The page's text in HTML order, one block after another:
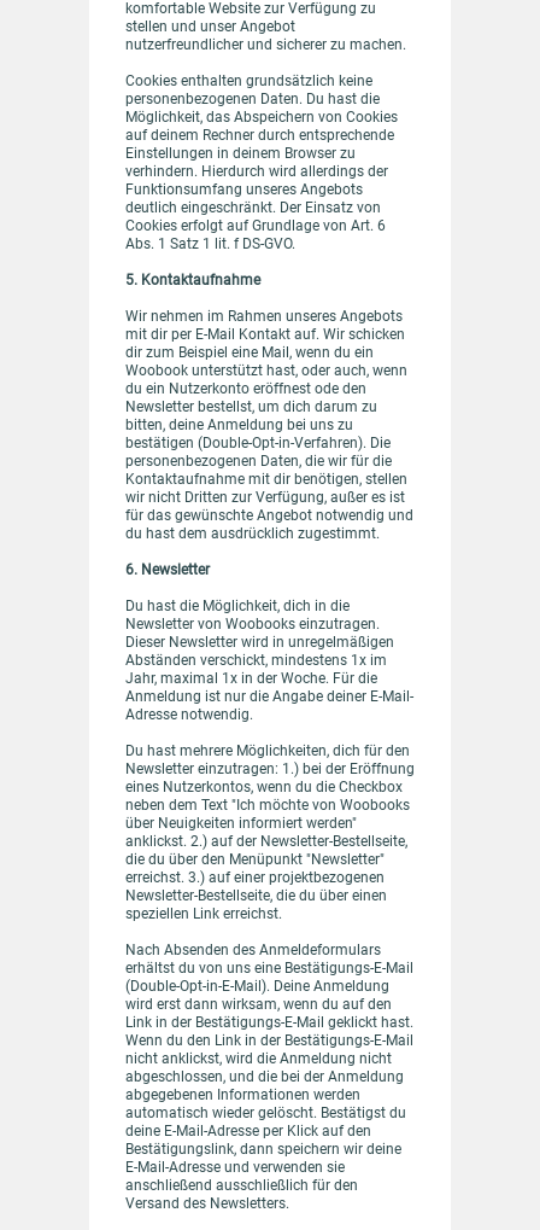
komfortable Website zur Verfügung zu
stellen und unser Angebot
nutzerfreundlicher und sicherer zu machen.
Cookies enthalten grundsätzlich keine
personenbezogenen Daten. Du hast die
Möglichkeit, das Abspeichern von Cookies
auf deinem Rechner durch entsprechende
Einstellungen in deinem Browser zu
verhindern. Hierdurch wird allerdings der
Funktionsumfang unseres Angebots
deutlich eingeschränkt. Der Einsatz von
Cookies erfolgt auf Grundlage von Art. 6
Abs. 1 Satz 1 lit. f DS-GVO.
5. Kontaktaufnahme
Wir nehmen im Rahmen unseres Angebots
mit dir per E-Mail Kontakt auf. Wir schicken
dir zum Beispiel eine Mail, wenn du ein
Woobook unterstützt hast, oder auch, wenn
du ein Nutzerkonto eröffnest ode den
Newsletter bestellst, um dich darum zu
bitten, deine Anmeldung bei uns zu
bestätigen (Double-Opt-in-Verfahren). Die
personenbezogenen Daten, die wir für die
Kontaktaufnahme mit dir benötigen, stellen
wir nicht Dritten zur Verfügung, außer es ist
für das gewünschte Angebot notwendig und
du hast dem ausdrücklich zugestimmt.
6. Newsletter
Du hast die Möglichkeit, dich in die
Newsletter von Woobooks einzutragen.
Dieser Newsletter wird in unregelmäßigen
Abständen verschickt, mindestens 1x im
Jahr, maximal 1x in der Woche. Für die
Anmeldung ist nur die Angabe deiner E-Mail-
Adresse notwendig.
Du hast mehrere Möglichkeiten, dich für den
Newsletter einzutragen: 1.) bei der Eröffnung
eines Nutzerkontos, wenn du die Checkbox
neben dem Text "Ich möchte von Woobooks
über Neuigkeiten informiert werden"
anklickst. 2.) auf der Newsletter-Bestellseite,
die du über den Menüpunkt "Newsletter"
erreichst. 3.) auf einer projektbezogenen
Newsletter-Bestellseite, die du über einen
speziellen Link erreichst.
Nach Absenden des Anmeldeformulars
erhältst du von uns eine Bestätigungs-E-Mail
(Double-Opt-in-E-Mail). Deine Anmeldung
wird erst dann wirksam, wenn du auf den
Link in der Bestätigungs-E-Mail geklickt hast.
Wenn du den Link in der Bestätigungs-E-Mail
nicht anklickst, wird die Anmeldung nicht
abgeschlossen, und die bei der Anmeldung
abgegebenen Informationen werden
automatisch wieder gelöscht. Bestätigst du
deine E-Mail-Adresse per Klick auf den
Bestätigungslink, dann speichern wir deine
E-Mail-Adresse und verwenden sie
anschließend ausschließlich für den
Versand des Newsletters.